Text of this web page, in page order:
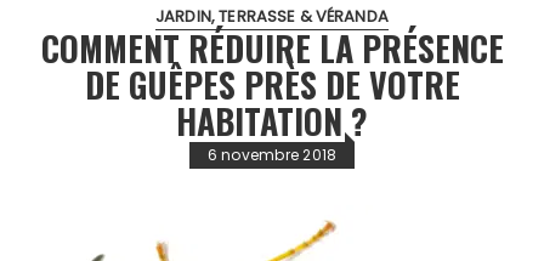
JARDIN, TERRASSE & VÉRANDA
COMMENT RÉDUIRE LA PRÉSENCE
DE GUÊPES PRÈS DE VOTRE
HABITATION ?
6 novembre 2018